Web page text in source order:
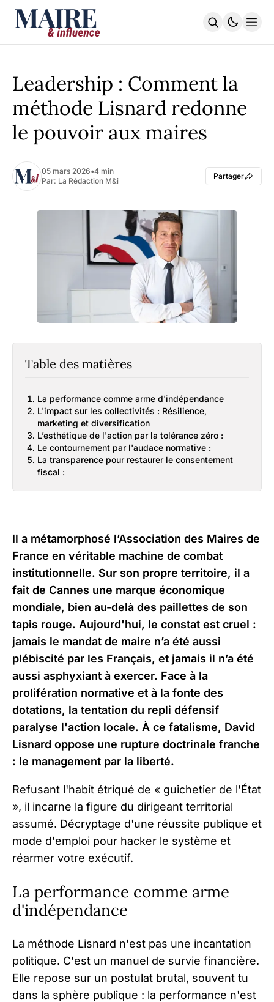
PILOTAGE & FINANCES
TRANSITION DURABLE
L’EXÉCUTIF | La Lettre
L'INDEX
S'ABONNER
Leadership : Comment la
méthode Lisnard redonne
le pouvoir aux maires
05 mars 2026•4 min
Par: La Rédaction M&i
Partager
Table des matières
La performance comme arme d'indépendance
L'impact sur les collectivités : Résilience,
marketing et diversification
L’esthétique de l'action par la tolérance zéro :
Le contournement par l'audace normative :
La transparence pour restaurer le consentement
fiscal :
Il a métamorphosé l’Association des Maires de
France en véritable machine de combat
institutionnelle. Sur son propre territoire, il a
fait de Cannes une marque économique
mondiale, bien au-delà des paillettes de son
tapis rouge. Aujourd'hui, le constat est cruel :
jamais le mandat de maire n’a été aussi
plébiscité par les Français, et jamais il n’a été
aussi asphyxiant à exercer. Face à la
prolifération normative et à la fonte des
dotations, la tentation du repli défensif
paralyse l'action locale. À ce fatalisme, David
Lisnard oppose une rupture doctrinale franche
: le management par la liberté.
Refusant l'habit étriqué de « guichetier de l’État
», il incarne la figure du dirigeant territorial
assumé. Décryptage d'une réussite publique et
mode d'emploi pour hacker le système et
réarmer votre exécutif.
La performance comme arme
d'indépendance
La méthode Lisnard n'est pas une incantation
politique. C'est un manuel de survie financière.
Elle repose sur un postulat brutal, souvent tu
dans la sphère publique : la performance n'est